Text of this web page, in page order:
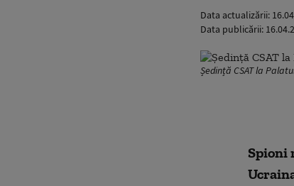
Data actualizării:
Data publicării:
Ședință CSAT la
Spioni